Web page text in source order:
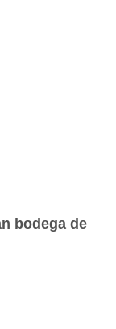
bodega de